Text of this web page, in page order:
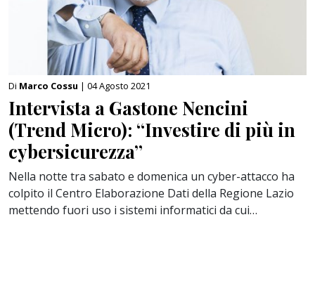
Di Marco Cossu | 04 Agosto 2021
Intervista a Gastone Nencini
(Trend Micro): “Investire di più in
cybersicurezza”
Nella notte tra sabato e domenica un cyber-attacco ha
colpito il Centro Elaborazione Dati della Regione Lazio
mettendo fuori uso i sistemi informatici da cui…